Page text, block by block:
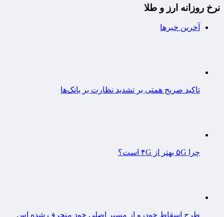
نرخ روزانه ارز و طلا
آخرین خبرها
تاکید صریح همتی بر تشدید نظارت بر بانک‌ها
چرا ۵G بهتر از ۴G است؟
طرح اسقاط خودرو از مسیر اصلی خود منحرف شده اس